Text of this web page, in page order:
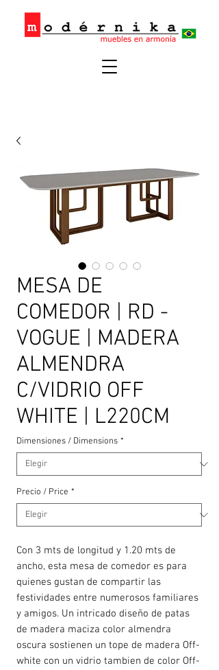
MESA DE
COMEDOR | RD -
VOGUE | MADERA
ALMENDRA
C/VIDRIO OFF
WHITE | L220CM
Dimensiones / Dimensions *
Precio / Price *
Con 3 mts de longitud y 1.20 mts de
ancho, esta mesa de comedor es para
quienes gustan de compartir las
festividades entre numerosos familiares
y amigos. Un intricado diseño de patas
de madera maciza color almendra
oscura sostienen un tope de madera Off-
white con un vidrio tambien de color Off-